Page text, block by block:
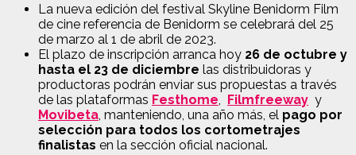
La nueva edición del festival Skyline Benidorm Film
de cine referencia de Benidorm se celebrará del 25
de marzo al 1 de abril de 2023.
El plazo de inscripción arranca hoy 26 de octubre y
hasta el 23 de diciembre las distribuidoras y
productoras podrán enviar sus propuestas a través
de las plataformas Festhome, Filmfreeway y
Movibeta, manteniendo, una año más, el pago por
selección para todos los cortometrajes
finalistas en la sección oficial nacional.